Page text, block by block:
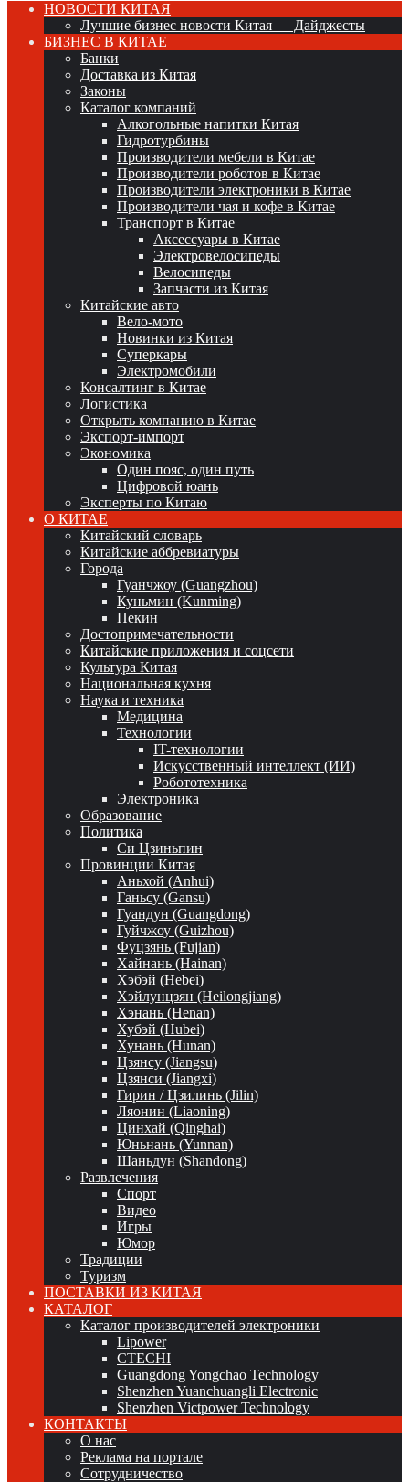
НОВОСТИ КИТАЯ
Лучшие бизнес новости Китая — Дайджесты
БИЗНЕС В КИТАЕ
Банки
Доставка из Китая
Законы
Каталог компаний
Алкогольные напитки Китая
Гидротурбины
Производители мебели в Китае
Производители роботов в Китае
Производители электроники в Китае
Производители чая и кофе в Китае
Транспорт в Китае
Аксессуары в Китае
Электровелосипеды
Велосипеды
Запчасти из Китая
Китайские авто
Вело-мото
Новинки из Китая
Суперкары
Электромобили
Консалтинг в Китае
Логистика
Открыть компанию в Китае
Экспорт-импорт
Экономика
Один пояс, один путь
Цифровой юань
Эксперты по Китаю
О КИТАЕ
Китайский словарь
Китайские аббревиатуры
Города
Гуанчжоу (Guangzhou)
Куньмин (Kunming)
Пекин
Достопримечательности
Китайские приложения и соцсети
Культура Китая
Национальная кухня
Наука и техника
Медицина
Технологии
IT-технологии
Искусственный интеллект (ИИ)
Робототехника
Электроника
Образование
Политика
Си Цзиньпин
Провинции Китая
Аньхой (Anhui)
Ганьсу (Gansu)
Гуандун (Guangdong)
Гуйчжоу (Guizhou)
Фуцзянь (Fujian)
Хайнань (Hainan)
Хэбэй (Hebei)
Хэйлунцзян (Heilongjiang)
Хэнань (Henan)
Хубэй (Hubei)
Хунань (Hunan)
Цзянсу (Jiangsu)
Цзянси (Jiangxi)
Гирин / Цзилинь (Jilin)
Ляонин (Liaoning)
Цинхай (Qinghai)
Юньнань (Yunnan)
Шаньдун (Shandong)
Развлечения
Спорт
Видео
Игры
Юмор
Традиции
Туризм
ПОСТАВКИ ИЗ КИТАЯ
КАТАЛОГ
Каталог производителей электроники
Lipower
CTECHI
Guangdong Yongchao Technology
Shenzhen Yuanchuangli Electronic
Shenzhen Victpower Technology
КОНТАКТЫ
О нас
Реклама на портале
Сотрудничество